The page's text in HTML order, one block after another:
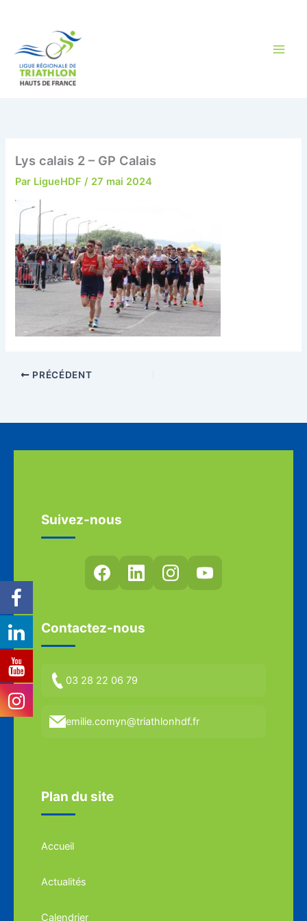
Lys calais 2 – GP Calais
Par LigueHDF/ 27 mai 2024
PRÉCÉDENT
Suivez-nous
Contactez-nous
03 28 22 06 79
emilie.comyn@triathlonhdf.fr
Plan du site
Accueil
Actualités
Calendrier